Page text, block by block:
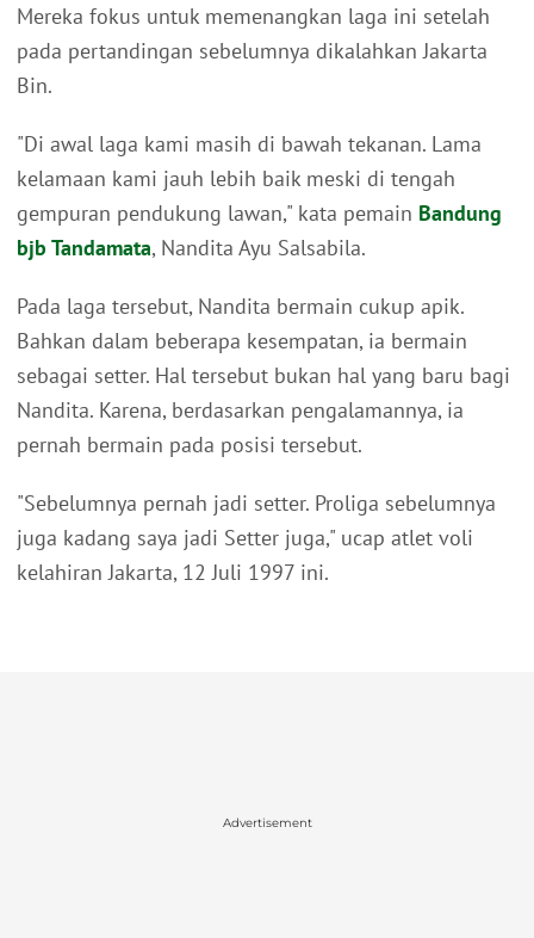
Mereka fokus untuk memenangkan laga ini setelah
pada pertandingan sebelumnya dikalahkan Jakarta
Bin.
"Di awal laga kami masih di bawah tekanan. Lama
kelamaan kami jauh lebih baik meski di tengah
gempuran pendukung lawan," kata pemain Bandung
bjb Tandamata, Nandita Ayu Salsabila.
Pada laga tersebut, Nandita bermain cukup apik.
Bahkan dalam beberapa kesempatan, ia bermain
sebagai setter. Hal tersebut bukan hal yang baru bagi
Nandita. Karena, berdasarkan pengalamannya, ia
pernah bermain pada posisi tersebut.
"Sebelumnya pernah jadi setter. Proliga sebelumnya
juga kadang saya jadi Setter juga," ucap atlet voli
kelahiran Jakarta, 12 Juli 1997 ini.
Advertisement